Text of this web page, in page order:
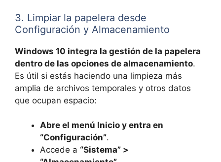
3. Limpiar la papelera desde
Configuración y Almacenamiento
Windows 10 integra la gestión de la papelera
dentro de las opciones de almacenamiento.
Es útil si estás haciendo una limpieza más
amplia de archivos temporales y otros datos
que ocupan espacio:
Abre el menú Inicio y entra en
“Configuración”.
Accede a “Sistema” >